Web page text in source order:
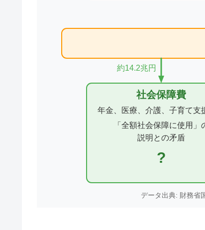
約14.2兆円
社会保障費
年金、医療、介護、子育て支
「全額社会保障に使用」
説明との矛盾
?
データ出典: 財務省